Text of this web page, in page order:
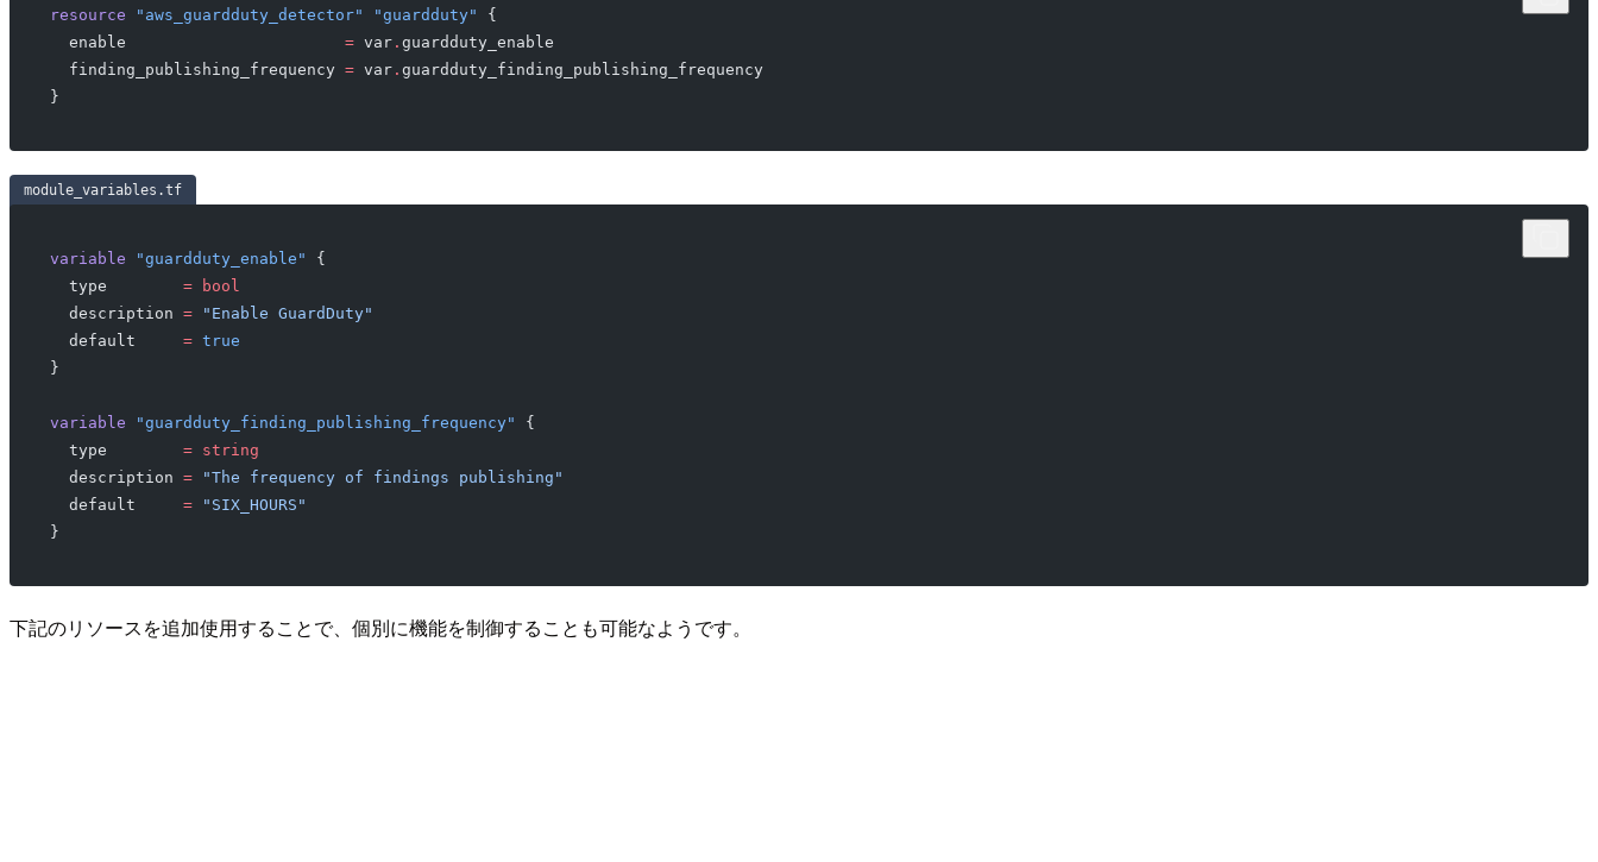
resource "aws_guardduty_detector" "guardduty"
{
  enable
                       =
var. guardduty_enable
  finding_publishing_frequency
= var. guardduty_finding_publishing_frequency
}
module_variables.tf
variable "guardduty_enable"
{
  type
        =
bool
  description
= "Enable GuardDuty"
  default
     =
true
}
variable "guardduty_finding_publishing_frequency"
{
  type
        =
string
  description
= "The frequency of findings publishing"
  default
     =
"SIX_HOURS"
}
下記のリソースを追加使用することで、個別に機能を制御することも可能なようです。